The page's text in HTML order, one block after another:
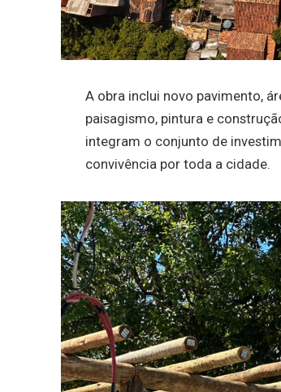
A obra inclui novo pavimento,
paisagismo, pintura e
integram o conjunto de
convivência por toda a cidade.